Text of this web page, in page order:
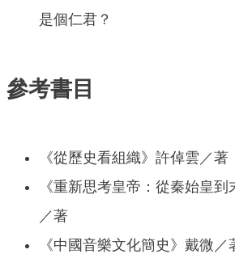
是個仁君？
參考書目
《從歷史看組織》許倬雲／著
《重新思考皇帝：從秦始皇
／著
《中國音樂文化簡史》戴微／